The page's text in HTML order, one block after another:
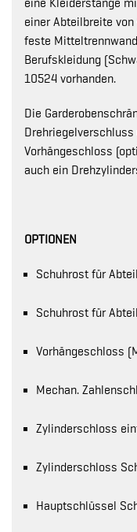
eine Kleiderstange
einer Abteilbreite
feste
Berufskleidung
10524 vorhanden.
Die
Vorhängeschloss
auch ein
OPTIONEN
Schuhrost für
Schuhrost für
Vorhängeschloss
Mechan.
Zylinderschloss
Zylinderschloss
Hauptschlüssel